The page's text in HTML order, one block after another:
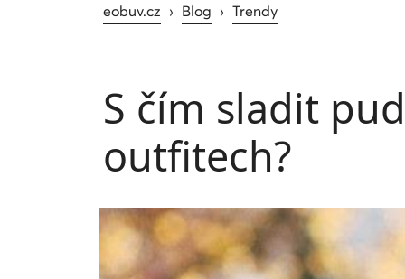
eobuv.cz › Blog › Trendy
S čím sladit
outfitech?